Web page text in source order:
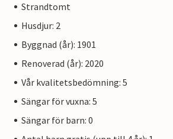
Strandtomt
Husdjur: 2
Byggnad (år): 1901
Renoverad (år): 2020
Vår kvalitetsbedömning: 5
Sängar för vuxna: 5
Sängar för barn: 0